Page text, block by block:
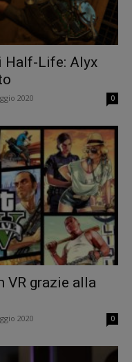
Half-Life: Alyx
2020 0
VR grazie alla
2020 0